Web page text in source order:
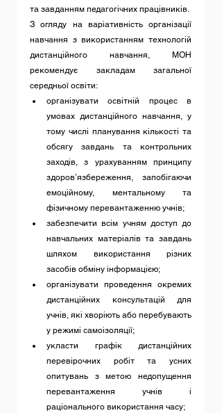
та завданням педагогічних працівників.
З огляду на варіативність організації
навчання з використанням технологій
дистанційного навчання, МОН
рекомендує закладам загальної
середньої освіти:
організувати освітній процес в
умовах дистанційного навчання, у
тому числі планування кількості та
обсягу завдань та контрольних
заходів, з урахуванням принципу
здоров’язбереження, запобігаючи
емоційному, ментальному та
фізичному перевантаженню учнів;
забезпечити всім учням доступ до
навчальних матеріалів та завдань
шляхом використання різних
засобів обміну інформацією;
організувати проведення окремих
дистанційних консультацій для
учнів, які хворіють або перебувають
у режимі самоізоляції;
укласти графік дистанційних
перевірочних робіт та усних
опитувань з метою недопущення
перевантаження учнів і
раціонального використання часу;